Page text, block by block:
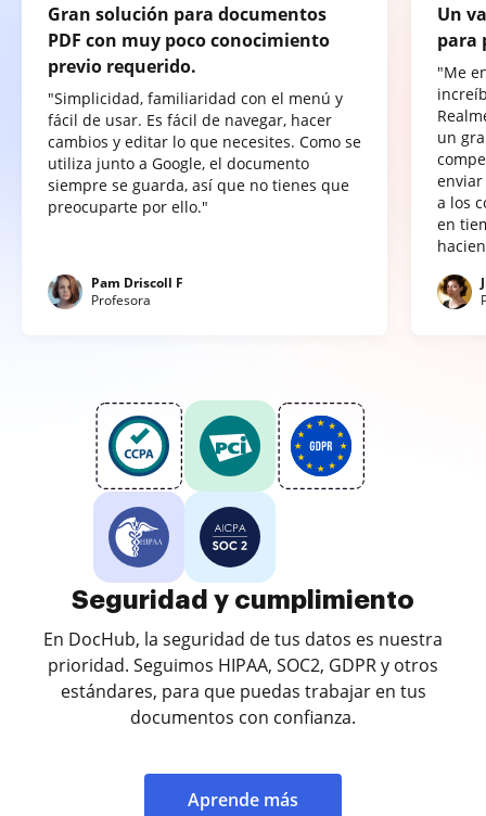
Gran solución para documentos
PDF con muy poco conocimiento
previo requerido.
"Simplicidad, familiaridad con el menú y
fácil de usar. Es fácil de navegar, hacer
cambios y editar lo que necesites. Como se
utiliza junto a Google, el documento
siempre se guarda, así que no tienes que
preocuparte por ello."
Pam Driscoll F
Profesora
Un
para
"Me
un
a los
en
Seguridad y cumplimiento
En DocHub, la seguridad de tus datos es nuestra
prioridad. Seguimos HIPAA, SOC2, GDPR y otros
estándares, para que puedas trabajar en tus
documentos con confianza.
Aprende más